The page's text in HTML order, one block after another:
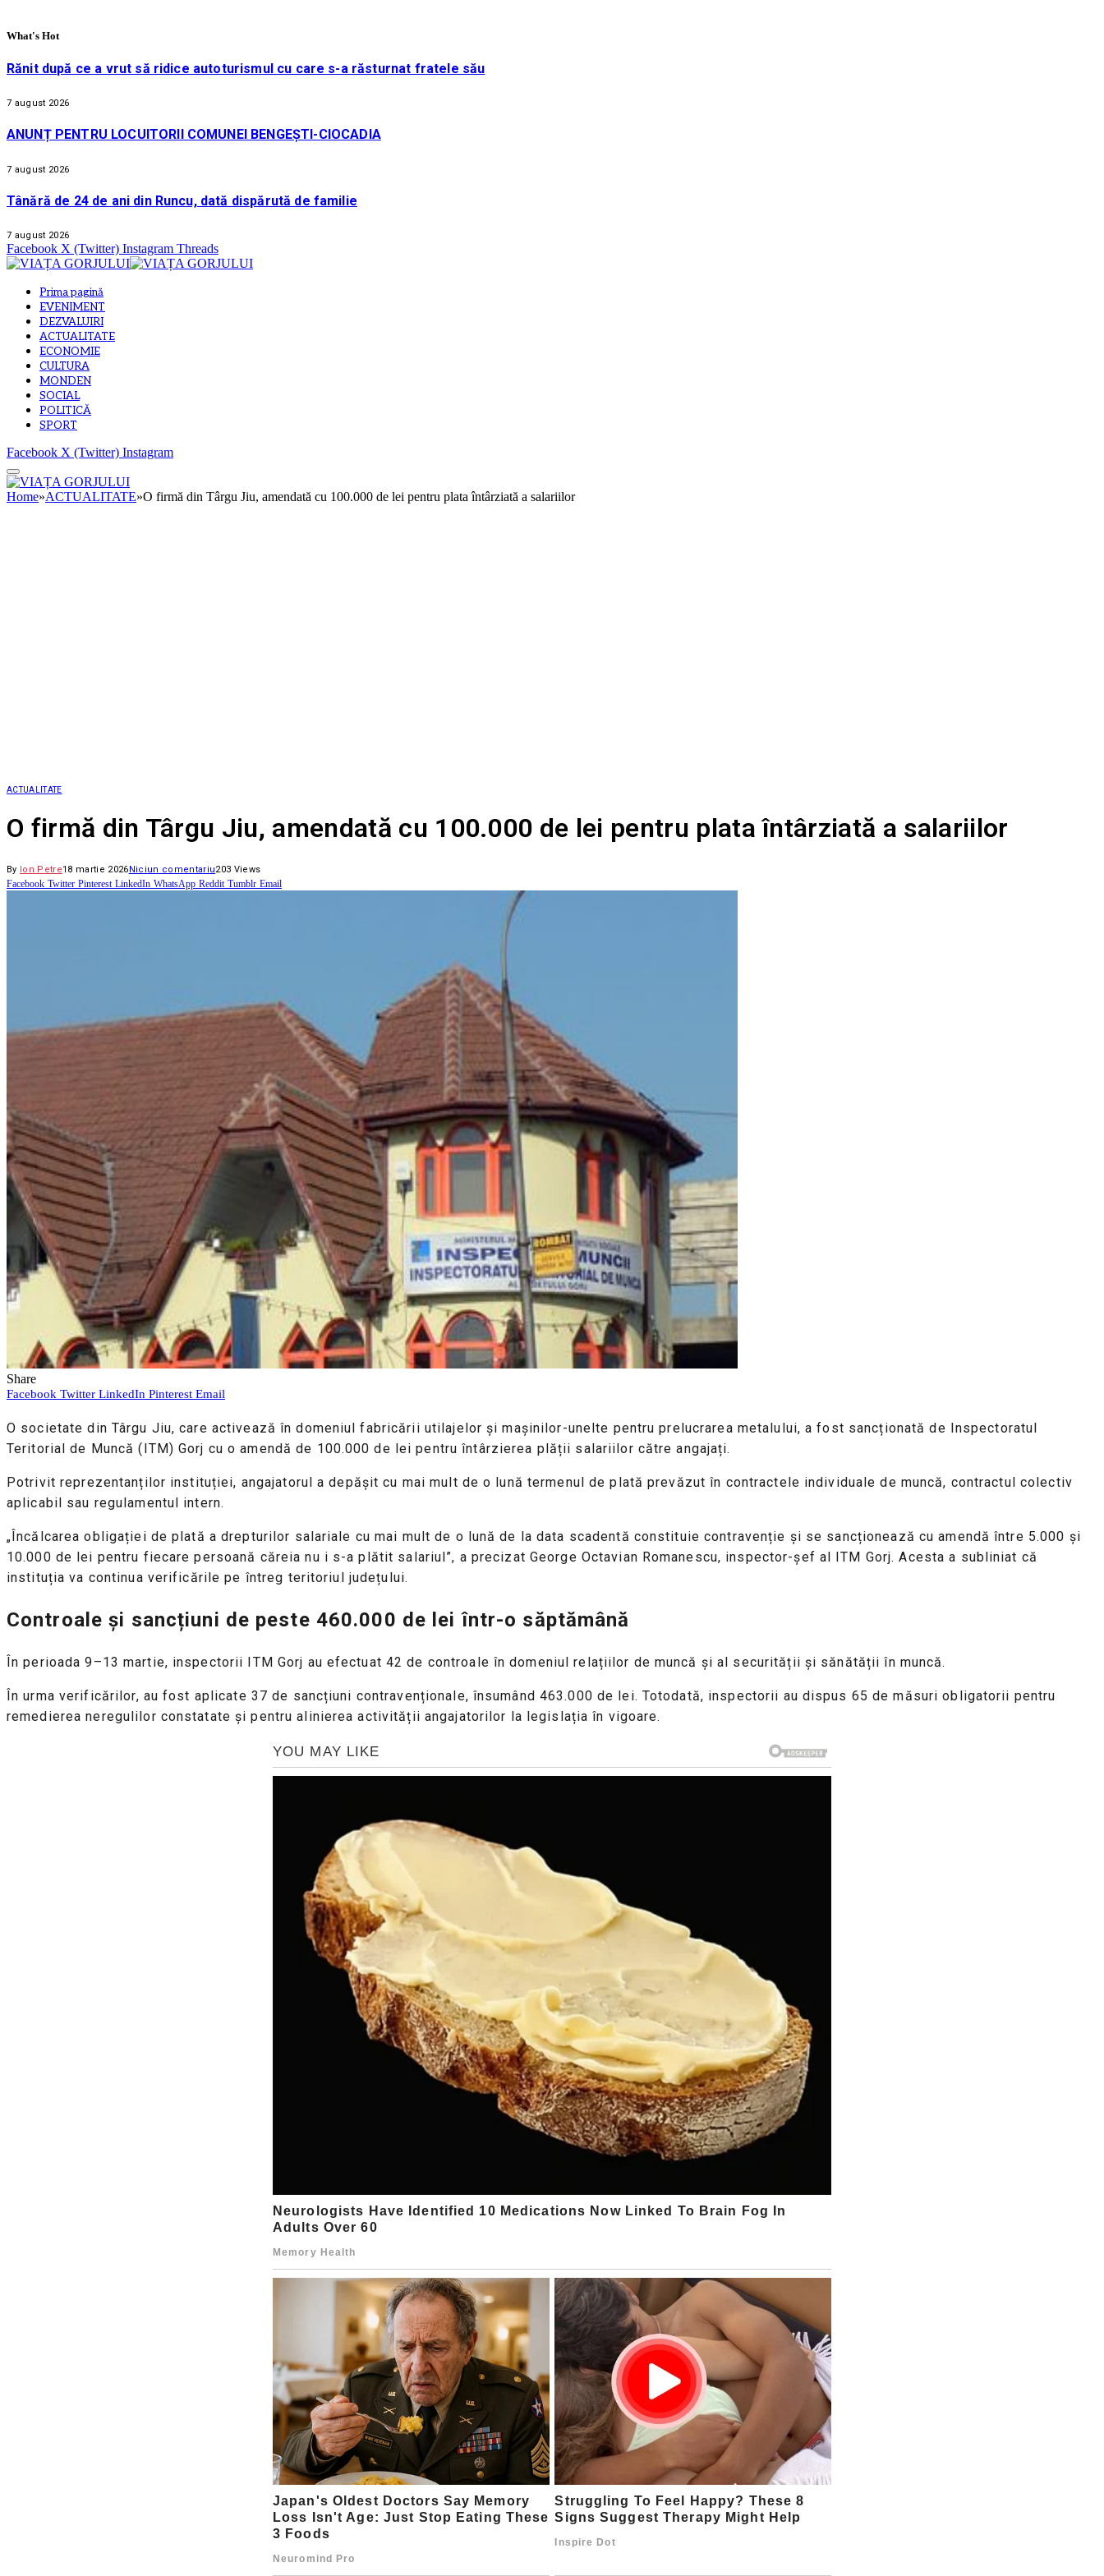
What's Hot
Rănit după ce a vrut să ridice autoturismul cu care s-a răsturnat fratele său
7 august 2026
ANUNȚ PENTRU LOCUITORII COMUNEI BENGEȘTI-CIOCADIA
7 august 2026
Tânără de 24 de ani din Runcu, dată dispărută de familie
7 august 2026
Facebook X (Twitter) Instagram Threads
Prima pagină
EVENIMENT
DEZVALUIRI
ACTUALITATE
ECONOMIE
CULTURA
MONDEN
SOCIAL
POLITICĂ
SPORT
Facebook X (Twitter) Instagram
Home»ACTUALITATE»O firmă din Târgu Jiu, amendată cu 100.000 de lei pentru plata întârziată a salariilor
ACTUALITATE
O firmă din Târgu Jiu, amendată cu 100.000 de lei pentru plata întârziată a salariilor
By Ion Petre18 martie 2026Niciun comentariu203 Views
Facebook Twitter Pinterest LinkedIn WhatsApp Reddit Tumblr Email
Share
Facebook Twitter LinkedIn Pinterest Email
O societate din Târgu Jiu, care activează în domeniul fabricării utilajelor și mașinilor-unelte pentru prelucrarea metalului, a fost sancționată de Inspectoratul
Teritorial de Muncă (ITM) Gorj cu o amendă de 100.000 de lei pentru întârzierea plății salariilor către angajați.
Potrivit reprezentanților instituției, angajatorul a depășit cu mai mult de o lună termenul de plată prevăzut în contractele individuale de muncă, contractul colectiv
aplicabil sau regulamentul intern.
„Încălcarea obligației de plată a drepturilor salariale cu mai mult de o lună de la data scadentă constituie contravenție și se sancționează cu amendă între 5.000 și
10.000 de lei pentru fiecare persoană căreia nu i s-a plătit salariul”, a precizat George Octavian Romanescu, inspector-șef al ITM Gorj. Acesta a subliniat că
instituția va continua verificările pe întreg teritoriul județului.
Controale și sancțiuni de peste 460.000 de lei într-o săptămână
În perioada 9–13 martie, inspectorii ITM Gorj au efectuat 42 de controale în domeniul relațiilor de muncă și al securității și sănătății în muncă.
În urma verificărilor, au fost aplicate 37 de sancțiuni contravenționale, însumând 463.000 de lei. Totodată, inspectorii au dispus 65 de măsuri obligatorii pentru
remedierea neregulilor constatate și pentru alinierea activității angajatorilor la legislația în vigoare.